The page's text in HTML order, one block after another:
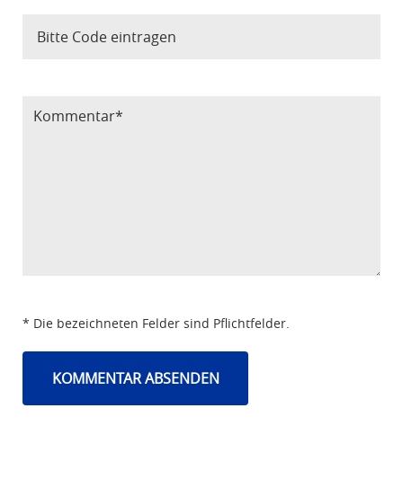
* Die bezeichneten Felder sind Pflichtfelder.